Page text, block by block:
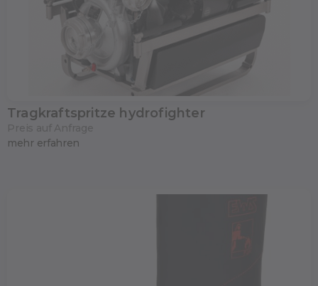
Tragkraftspritze hydrofighter
mehr erfahren